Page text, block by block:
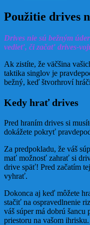
Použitie drives
Drives nie sú bežným
vedieť, či začať drives-
Ak zistíte, že väčšina
taktika singlov je
bežný, keď štvorhroví
Kedy hrať drives
Pred hraním drives si
dokážete pokryť
Za predpokladu, že váš
mať možnosť zahrať si
drive späť! Pred začatím
vyhrať.
Dokonca aj keď môžete
stačiť na ospravedlnenie
váš súper má dobrú
priestoru na vašom ihrisku.